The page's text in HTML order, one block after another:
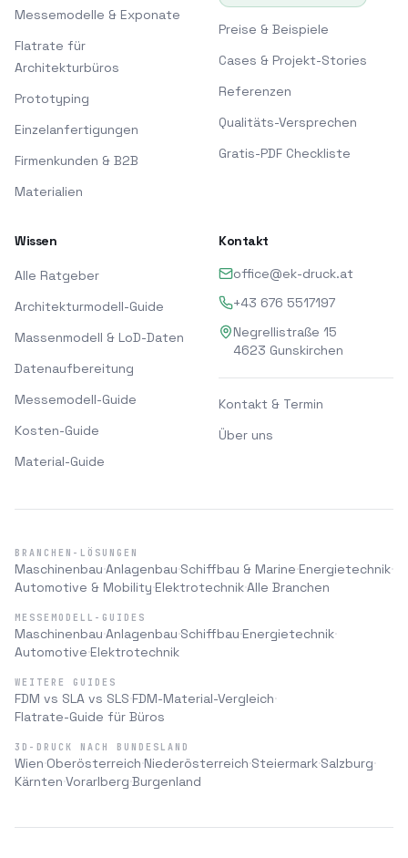
Messemodelle & Exponate
Flatrate für
Architekturbüros
Prototyping
Einzelanfertigungen
Firmenkunden & B2B
Materialien
Preise & Beispiele
Cases & Projekt-Stories
Referenzen
Qualitäts-Versprechen
Gratis-PDF Checkliste
Wissen
Alle Ratgeber
Architekturmodell-Guide
Massenmodell & LoD-Daten
Datenaufbereitung
Messemodell-Guide
Kosten-Guide
Material-Guide
Kontakt
office@ek-druck.at
+43 676 5517197
Negrellistraße 15
4623 Gunskirchen
Kontakt & Termin
Über uns
BRANCHEN-LÖSUNGEN
Maschinenbau·Anlagenbau·Schiffbau & Marine·Energietechnik·
Automotive & Mobility·Elektrotechnik·Alle Branchen
MESSEMODELL-GUIDES
Maschinenbau·Anlagenbau·Schiffbau·Energietechnik·
Automotive·Elektrotechnik
WEITERE GUIDES
FDM vs SLA vs SLS·FDM-Material-Vergleich·
Flatrate-Guide für Büros
3D-DRUCK NACH BUNDESLAND
Wien·Oberösterreich·Niederösterreich·Steiermark·Salzburg·
Kärnten·Vorarlberg·Burgenland